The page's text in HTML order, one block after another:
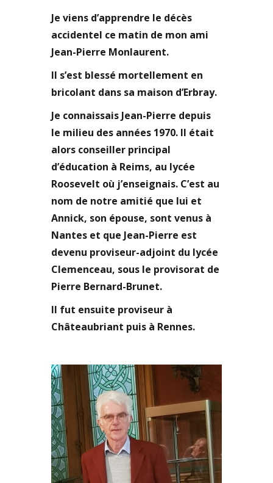
Je viens d’apprendre le décès
accidentel ce matin de mon ami
Jean-Pierre Monlaurent.
Il s’est blessé mortellement en
bricolant dans sa maison d’Erbray.
Je connaissais Jean-Pierre depuis
le milieu des années 1970. Il était
alors conseiller principal
d’éducation à Reims, au lycée
Roosevelt où j’enseignais. C’est au
nom de notre amitié que lui et
Annick, son épouse, sont venus à
Nantes et que Jean-Pierre est
devenu proviseur-adjoint du lycée
Clemenceau, sous le provisorat de
Pierre Bernard-Brunet.
Il fut ensuite proviseur à
Châteaubriant puis à Rennes.